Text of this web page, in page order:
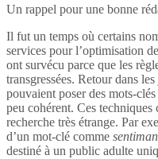
Un rappel pour une bonne
Il fut un temps où certains
services pour l’optimisation
ont survécu parce que les
transgressées. Retour dans
pouvaient poser des mots-
peu cohérent. Ces techniques
recherche très étrange. Par
d’un mot-clé comme
destiné à un public adulte